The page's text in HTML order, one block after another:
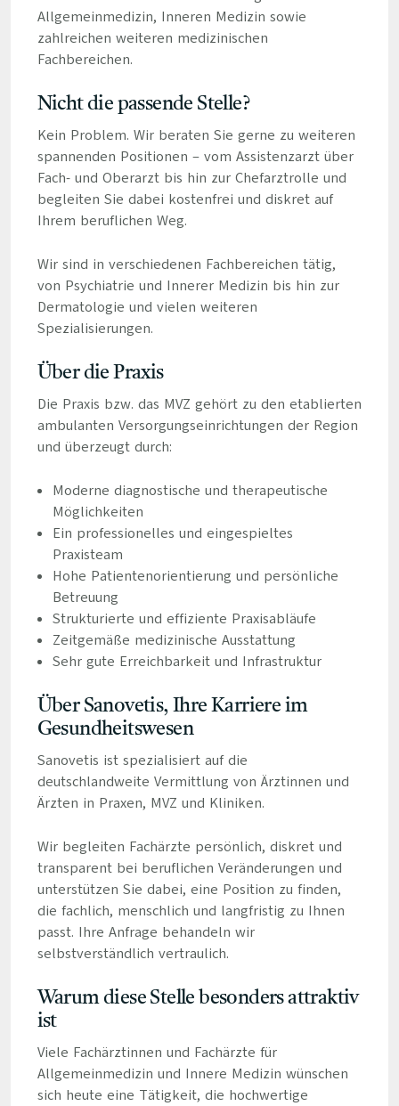
Allgemeinmedizin, Inneren Medizin sowie
zahlreichen weiteren medizinischen
Fachbereichen.
Nicht die passende Stelle?
Kein Problem. Wir beraten Sie gerne zu weiteren
spannenden Positionen – vom Assistenzarzt über
Fach- und Oberarzt bis hin zur Chefarztrolle und
begleiten Sie dabei kostenfrei und diskret auf
Ihrem beruflichen Weg.
Wir sind in verschiedenen Fachbereichen tätig,
von Psychiatrie und Innerer Medizin bis hin zur
Dermatologie und vielen weiteren
Spezialisierungen.
Über die Praxis
Die Praxis bzw. das MVZ gehört zu den etablierten
ambulanten Versorgungseinrichtungen der Region
und überzeugt durch:
Moderne diagnostische und therapeutische
Möglichkeiten
Ein professionelles und eingespieltes
Praxisteam
Hohe Patientenorientierung und persönliche
Betreuung
Strukturierte und effiziente Praxisabläufe
Zeitgemäße medizinische Ausstattung
Sehr gute Erreichbarkeit und Infrastruktur
Über Sanovetis, Ihre Karriere im
Gesundheitswesen
Sanovetis ist spezialisiert auf die
deutschlandweite Vermittlung von Ärztinnen und
Ärzten in Praxen, MVZ und Kliniken.
Wir begleiten Fachärzte persönlich, diskret und
transparent bei beruflichen Veränderungen und
unterstützen Sie dabei, eine Position zu finden,
die fachlich, menschlich und langfristig zu Ihnen
passt. Ihre Anfrage behandeln wir
selbstverständlich vertraulich.
Warum diese Stelle besonders attraktiv
ist
Viele Fachärztinnen und Fachärzte für
Allgemeinmedizin und Innere Medizin wünschen
sich heute eine Tätigkeit, die hochwertige